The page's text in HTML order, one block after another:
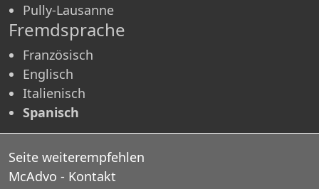
Pully-Lausanne
Fremdsprache
Französisch
Englisch
Italienisch
Spanisch
Seite weiterempfehlen
McAdvo - Kontakt